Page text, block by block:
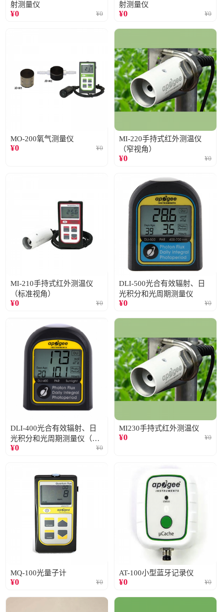
射测量仪
¥0 ¥0
射测量仪
¥0 ¥0
MO-200氧气测量仪
¥0 ¥0
MI-220手持式红外测温仪
（窄视角）
¥0 ¥0
MI-210手持式红外测温仪
（标准视角）
¥0 ¥0
DLI-500光合有效辐射、日
光积分和光周期测量仪
¥0 ¥0
DLI-400光合有效辐射、日
光积分和光周期测量仪（仅
阳光）
¥0 ¥0
MI230手持式红外测温仪
¥0 ¥0
MQ-100光量子计
¥0 ¥0
AT-100小型蓝牙记录仪
¥0 ¥0